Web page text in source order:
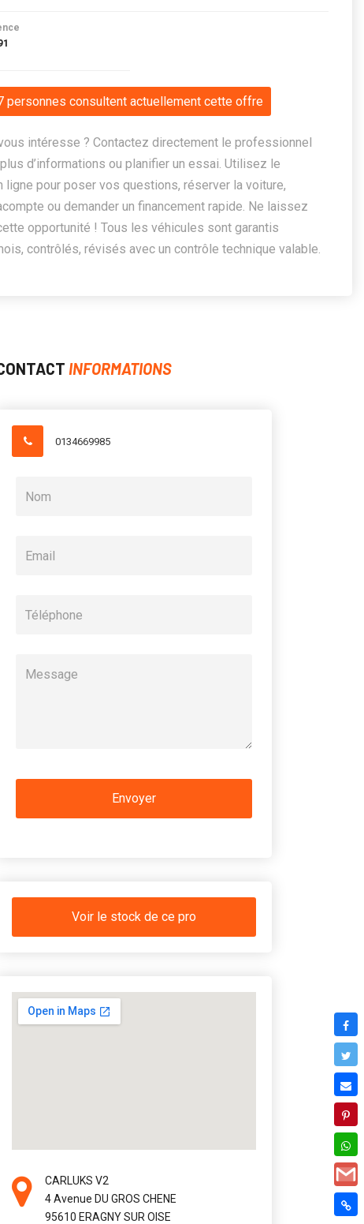
personnes consultent actuellement cette offre
intéresse ? Contactez directement le professionnel
d’informations ou planifier un essai. Utilisez le
ligne pour poser vos questions, réserver la voiture,
ou demander un financement rapide. Ne laissez
opportunité ! Tous les véhicules sont garantis
contrôlés, révisés avec un contrôle technique valable.
INFORMATIONS
0134669985
Voir le stock de ce pro
CARLUKS V2
4 Avenue DU GROS CHENE
95610 ERAGNY SUR OISE